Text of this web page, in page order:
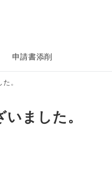
申請書添削
。
ました。